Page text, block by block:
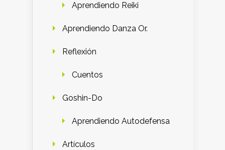
Aprendiendo Reiki
Aprendiendo Danza Or.
Reflexión
Cuentos
Goshin-Do
Aprendiendo Autodefensa
Artículos